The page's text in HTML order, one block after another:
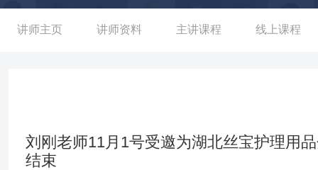
讲师主页 讲师资料 主讲课程 线上课程
刘刚老师11月1号受邀为湖北丝宝护理用
结束